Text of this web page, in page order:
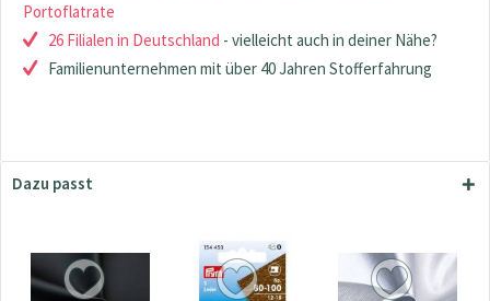
Portoflatrate
26 Filialen in Deutschland - vielleicht auch in deiner Nähe?
Familienunternehmen mit über 40 Jahren Stofferfahrung
Dazu passt